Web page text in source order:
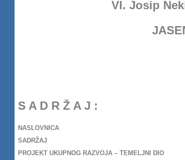
Vl. Josip
S A D R Ž A J :
NASLOVNICA
SADRŽAJ
PROJEKT UKUPNOG RAZVOJA – TEMELJNI DIO